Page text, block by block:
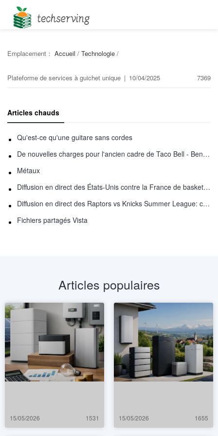
Emplacement： Accueil / Technologie /
Plateforme de services à guichet unique | 10/04/2025 7369
Articles chauds
Qu'est-ce qu'une guitare sans cordes
De nouvelles charges pour l'ancien cadre de Taco Bell - Benjamin Golden - dans Uber fracas
Métaux
Diffusion en direct des États-Unis contre la France de basket-ball : comment regarder en ligne
Diffusion en direct des Raptors vs Knicks Summer League: comment regarder
Fichiers partagés Vista
Articles populaires
15/05/2026 1531 15/05/2026 1655